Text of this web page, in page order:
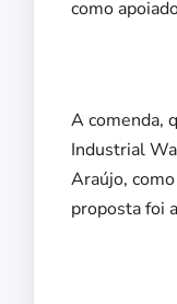
como
A comenda,
Industrial
Araújo,
proposta foi